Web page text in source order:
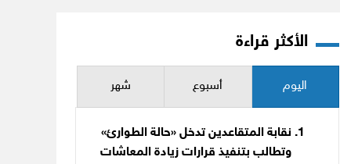
الأكثر قراءة
اليوم أسبوع شهر
نقابة المتقاعدين تدخل «حالة الطوارئ»
وتطالب بتنفيذ قرارات زيادة المعاشات